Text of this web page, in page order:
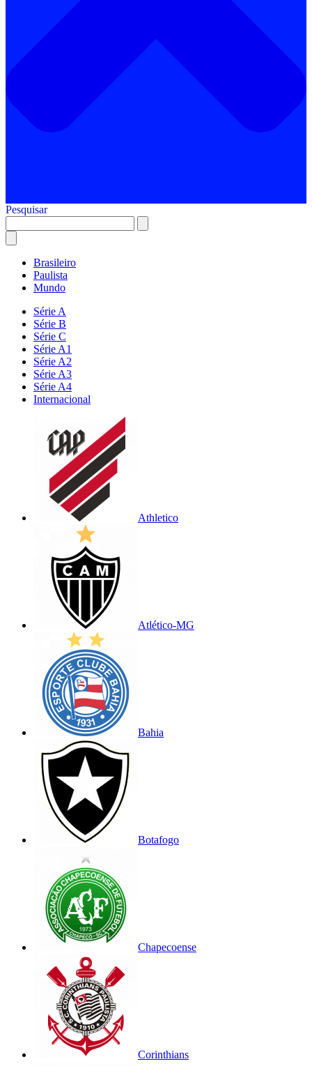
Pesquisar
Brasileiro
Paulista
Mundo
Série A
Série B
Série C
Série A1
Série A2
Série A3
Série A4
Internacional
Athletico
Atlético-MG
Bahia
Botafogo
Chapecoense
Corinthians